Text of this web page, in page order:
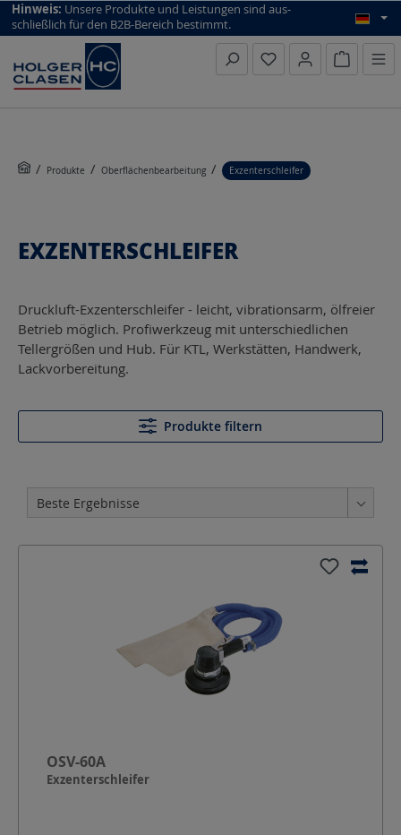
top scroll helper
Hinweis: Unsere Produkte und Leistungen sind aus­
schließlich für den B2B-Bereich bestimmt.
Produkte Oberflächenbearbeitung Exzenterschleifer
EXZENTERSCHLEIFER
Druckluft-Exzenterschleifer - leicht, vibrationsarm, ölfreier
Betrieb möglich. Profiwerkzeug mit unterschiedlichen
Tellergrößen und Hub. Für KTL, Werkstätten, Handwerk,
Lackvorbereitung.
Produkte filtern
OSV-60A
Exzenterschleifer